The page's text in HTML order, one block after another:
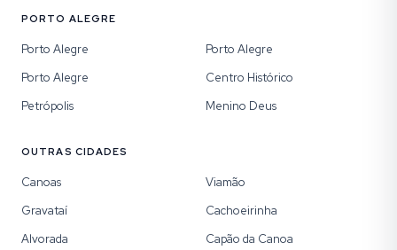
PORTO ALEGRE
Porto Alegre
Porto Alegre
Porto Alegre
Centro Histórico
Petrópolis
Menino Deus
OUTRAS CIDADES
Canoas
Viamão
Gravataí
Cachoeirinha
Alvorada
Capão da Canoa